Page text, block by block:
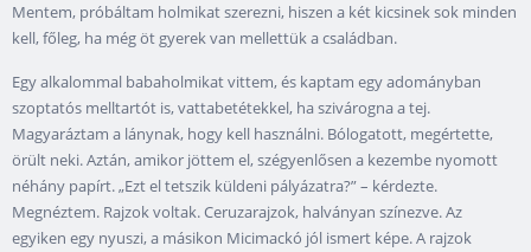
Mentem, próbáltam holmikat szerezni, hiszen a két kicsinek sok minden
kell, főleg, ha még öt gyerek van mellettük a családban.
Egy alkalommal babaholmikat vittem, és kaptam egy adományban
szoptatós melltartót is, vattabetétekkel, ha szivárogna a tej.
Magyaráztam a lánynak, hogy kell használni. Bólogatott, megértette,
örült neki. Aztán, amikor jöttem el, szégyenlősen a kezembe nyomott
néhány papírt. „Ezt el tetszik küldeni pályázatra?” – kérdezte.
Megnéztem. Rajzok voltak. Ceruzarajzok, halványan színezve. Az
egyiken egy nyuszi, a másikon Micimackó jól ismert képe. A rajzok